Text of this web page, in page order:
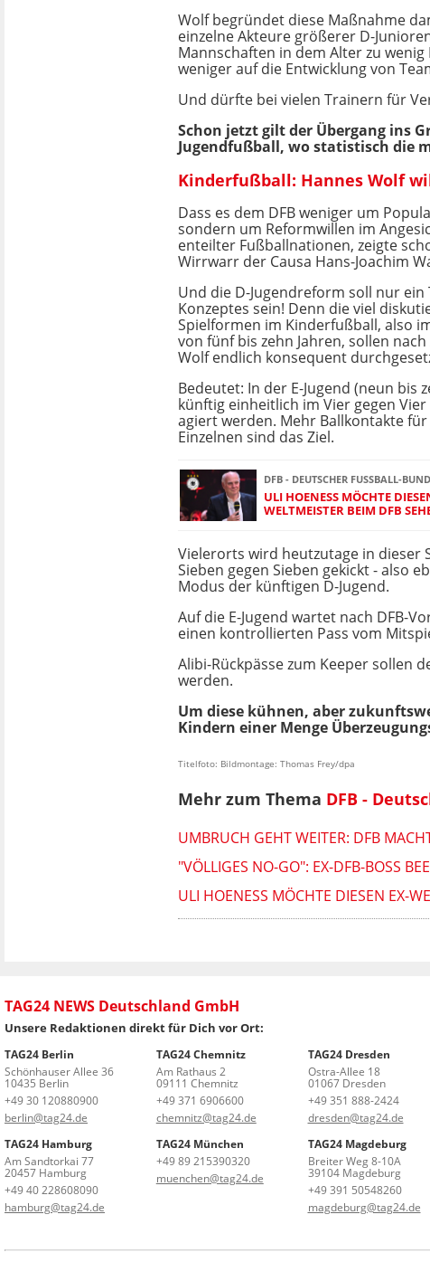
Wolf begründet diese Maßnahme
einzelne Akteure größerer D-
Mannschaften in dem Alter zu
weniger auf die Entwicklung von
Und dürfte bei vielen Trainern für
Schon jetzt gilt der Übergang ins
Jugendfußball, wo statistisch die
Kinderfußball: Hannes Wolf
Dass es dem DFB weniger um
sondern um Reformwillen im
enteilter Fußballnationen, zeigte
Wirrwarr der Causa Hans-Joachim
Und die D-Jugendreform soll nur ein
Konzeptes sein! Denn die viel
Spielformen im Kinderfußball, also
von fünf bis zehn Jahren, sollen
Wolf endlich konsequent
Bedeutet: In der E-Jugend (neun bis
künftig einheitlich im Vier gegen
agiert werden. Mehr Ballkontakte
Einzelnen sind das Ziel.
DFB - DEUTSCHER FUSSBALL-BUND
ULI HOENESS MÖCHTE DIESEN
ELTMEISTER BEIM DFB
Vielerorts wird heutzutage in dieser
Sieben gegen Sieben gekickt - also
Modus der künftigen D-Jugend.
Auf die E-Jugend wartet nach DFB-
einen kontrollierten Pass vom
Alibi-Rückpässe zum Keeper sollen
werden.
Um diese kühnen, aber
Kindern einer Menge
Titelfoto: Bildmontage: Thomas Frey/dpa
Mehr zum Thema DFB -
UMBRUCH GEHT WEITER: DFB
"VÖLLIGES NO-GO": EX-DFB-BOSS
ULI HOENESS MÖCHTE DIESEN EX-
TAG24 NEWS Deutschland GmbH
Unsere Redaktionen direkt für Dich vor Ort:
TAG24 Berlin
Schönhauser Allee 36
10435 Berlin
+49 30 120880900
berlin@tag24.de
TAG24 Chemnitz
Am Rathaus 2
09111 Chemnitz
+49 371 6906600
chemnitz@tag24.de
TAG24 Dresden
Ostra-Allee 18
01067 Dresden
+49 351 888-2424
dresden@tag24.de
TAG24 Hamburg
Am Sandtorkai 77
20457 Hamburg
+49 40 228608090
hamburg@tag24.de
TAG24 München
+49 89 215390320
muenchen@tag24.de
TAG24 Magdeburg
Breiter Weg 8-10A
39104 Magdeburg
+49 391 50548260
magdeburg@tag24.de